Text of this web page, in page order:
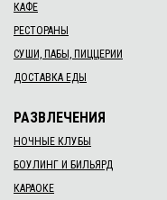
КАФЕ
РЕСТОРАНЫ
СУШИ, ПАБЫ, ПИЦЦЕРИИ
ДОСТАВКА ЕДЫ
РАЗВЛЕЧЕНИЯ
НОЧНЫЕ КЛУБЫ
БОУЛИНГ И БИЛЬЯРД
КАРАОКЕ